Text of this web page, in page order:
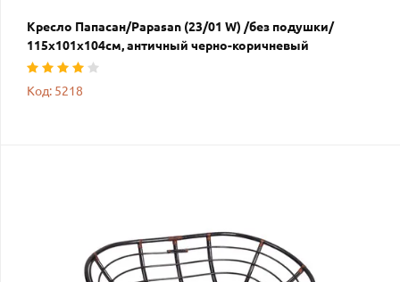
Кресло Папасан/Papasan (23/01 W) /без подушки/
115х101х104см, античный черно-коричневый
Код: 5218